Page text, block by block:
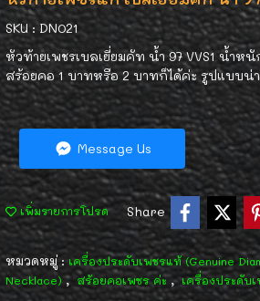
SKU : DN021
หัวท้ายเพชรเบลเยี่ยมคัท น้ำ 97 VVS1 น้ำ
สร้อยคอ 1 บาทหรือ 2 บาทก็ได้ค่ะ รูปแบบ
Message Us
เพิ่มรายการโปรด Share
หมวดหมู่ : เครื่องประดับเพชรแท้ (Genuine
Necklace) , สร้อยคอเพชร ค่ะ, เครื่องประดับ